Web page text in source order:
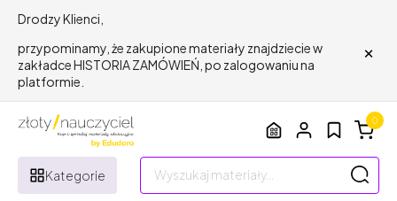
Drodzy Klienci,
przypominamy, że zakupione materiały znajdziecie w
zakładce HISTORIA ZAMÓWIEŃ, po zalogowaniu na
platformie.
×
Kategorie
0